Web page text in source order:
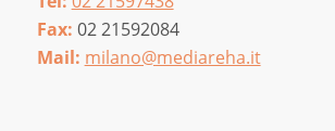
Fax: 02 21592084
Mail: milano@mediareha.it